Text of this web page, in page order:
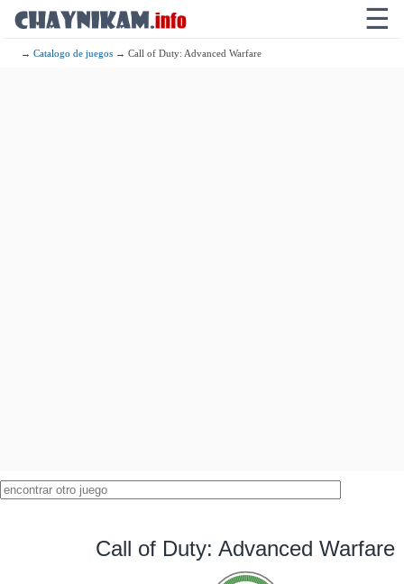
☰
→Catalogo de juegos → Call of Duty: Advanced Warfare
Call of Duty: Advanced Warfare